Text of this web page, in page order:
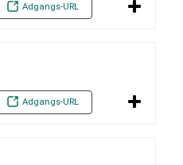
Adgangs-URL
Adgangs-URL